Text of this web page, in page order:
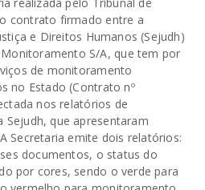
contrato firmado entre a
e Direitos Humanos (Sejudh)
S/A, que tem por
de monitoramento
no Estado (Contrato nº
nos relatórios de
que apresentaram
Secretaria emite dois relatórios:
documentos, o status do
por cores, sendo o verde para